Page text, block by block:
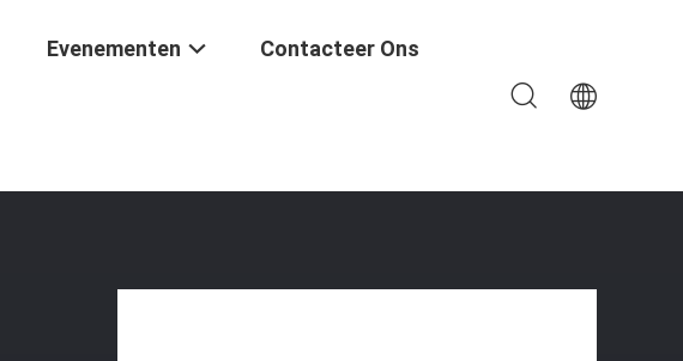
Evenementen Contacteer Ons